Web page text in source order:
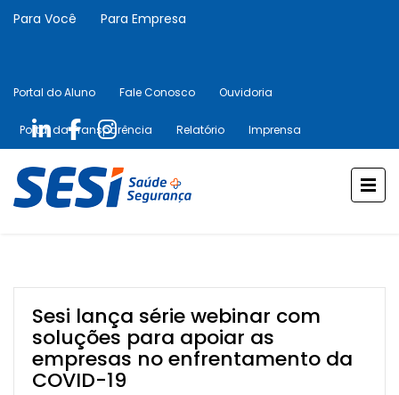
Para Você Para Empresa
Portal do Aluno Fale Conosco Ouvidoria
Portal da Transparência Relatório Imprensa
Sesi lança série webinar com
soluções para apoiar as
empresas no enfrentamento da
COVID-19